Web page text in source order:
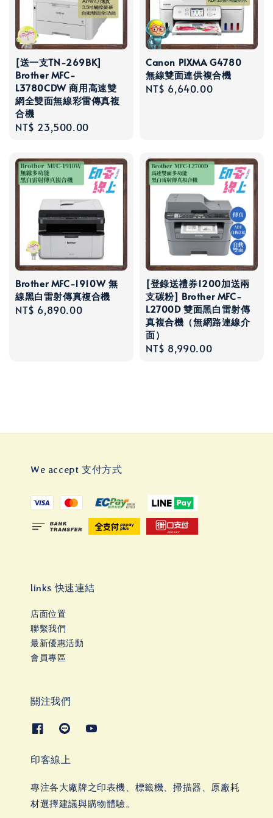
[送一支TN-269BK]
Brother MFC-
L3780CDW 商用高速雙
網全雙面無線彩雷傳真複
合機
Regular
NT$ 23,500.00
Canon PIXMA G4780
無線雙面連供複合機
Regular
NT$ 6,640.00
Brother MFC-1910W 無
線黑白雷射傳真複合機
Regular
NT$ 6,890.00
[登錄送禮券1200加送兩
支碳粉] Brother MFC-
L2700D 雙面黑白雷射傳
真複合機（無網路連線介
面）
Regular
NT$ 8,990.00
We accept 支付方式
links 快速連結
店面位置
聯繫我們
最新優惠活動
會員專區
關注我們
印客線上
專注各大廠牌之印表機、標籤機、掃描器、原廠耗
材選擇建議與購物體驗。